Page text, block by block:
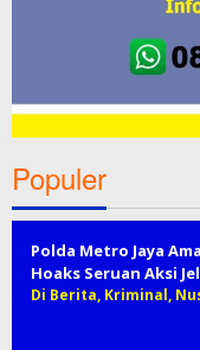
Populer
Polda Metro Jaya
Hoaks Seruan Aksi
Di Berita, Kriminal,